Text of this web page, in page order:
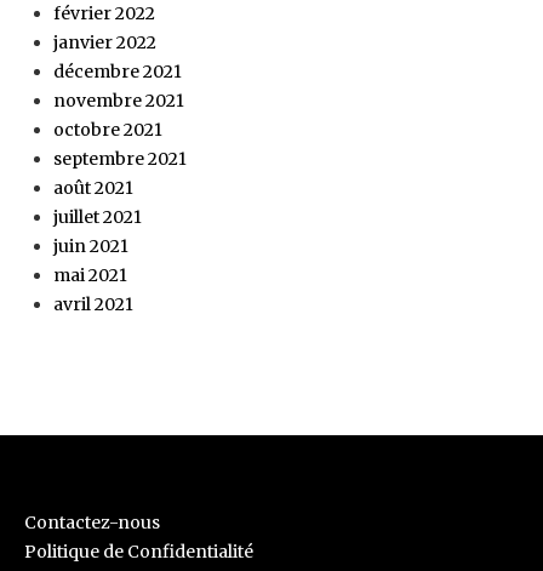
février 2022
janvier 2022
décembre 2021
novembre 2021
octobre 2021
septembre 2021
août 2021
juillet 2021
juin 2021
mai 2021
avril 2021
Contactez-nous
Politique de Confidentialité